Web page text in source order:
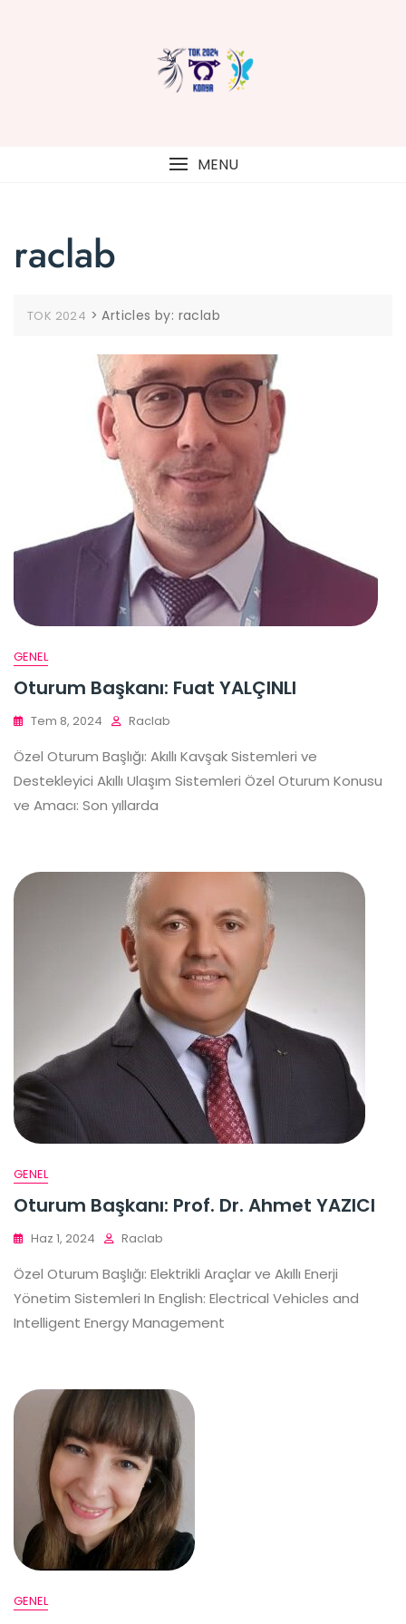
MENU
raclab
TOK 2024 >Articles by: raclab
GENEL
Oturum Başkanı: Fuat YALÇINLI
Tem 8, 2024 Raclab
Özel Oturum Başlığı: Akıllı Kavşak Sistemleri ve
Destekleyici Akıllı Ulaşım Sistemleri Özel Oturum Konusu
ve Amacı: Son yıllarda
GENEL
Oturum Başkanı: Prof. Dr. Ahmet YAZICI
Haz 1, 2024 Raclab
Özel Oturum Başlığı: Elektrikli Araçlar ve Akıllı Enerji
Yönetim Sistemleri In English: Electrical Vehicles and
Intelligent Energy Management
GENEL